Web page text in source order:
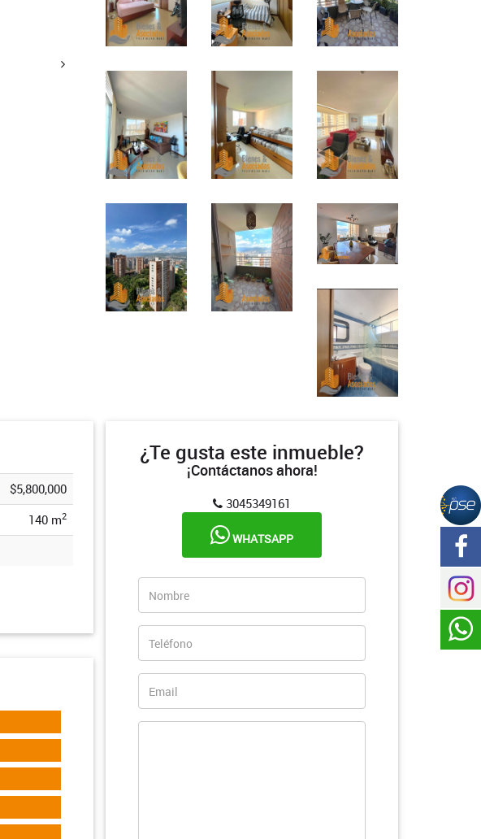
$5,800,000
140 m2
¿Te gusta este inmueble?
¡Contáctanos ahora!
3045349161
WHATSAPP